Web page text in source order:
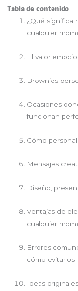
Tabla de contenido
¿Qué significa
cualquier
El valor
Brownies
Ocasiones
funcionan
Cómo
Mensajes
Diseño,
Ventajas de
cualquier
Errores
cómo evitarlos
Ideas